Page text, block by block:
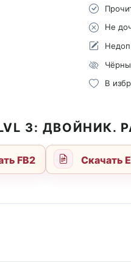
Не
В
3: ДВОЙНИК.
FB2 Скачать